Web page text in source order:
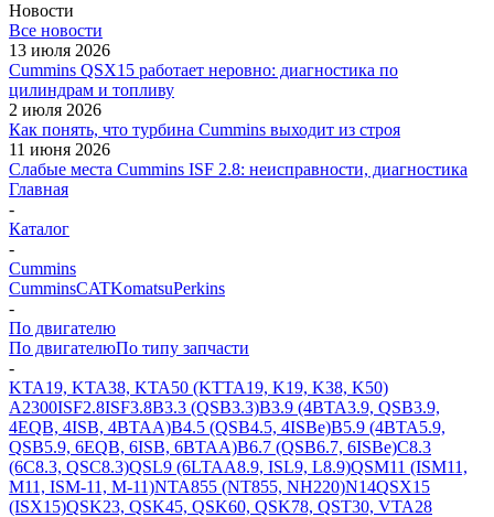
Новости
Все новости
13 июля 2026
Cummins QSX15 работает неровно: диагностика по
цилиндрам и топливу
2 июля 2026
Как понять, что турбина Cummins выходит из строя
11 июня 2026
Слабые места Cummins ISF 2.8: неисправности, диагностика
Главная
-
Каталог
-
Cummins
CumminsCATKomatsuPerkins
-
По двигателю
По двигателюПо типу запчасти
-
KTA19, KTA38, KTA50 (KTTA19, K19, K38, K50)
A2300ISF2.8ISF3.8B3.3 (QSB3.3)B3.9 (4BTA3.9, QSB3.9,
4EQB, 4ISB, 4BTAA)B4.5 (QSB4.5, 4ISBe)B5.9 (4BTA5.9,
QSB5.9, 6EQB, 6ISB, 6BTAA)B6.7 (QSB6.7, 6ISBe)C8.3
(6C8.3, QSC8.3)QSL9 (6LTAA8.9, ISL9, L8.9)QSM11 (ISM11,
M11, ISM-11, M-11)NTA855 (NT855, NH220)N14QSX15
(ISX15)QSK23, QSK45, QSK60, QSK78, QST30, VTA28